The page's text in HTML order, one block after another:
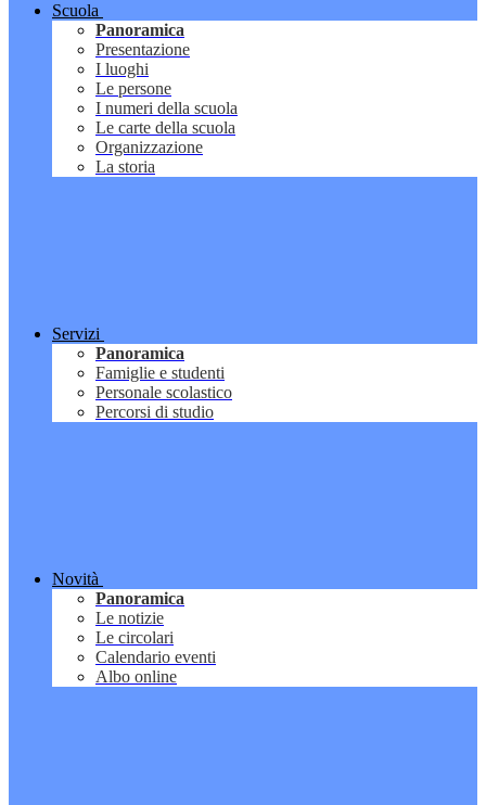
Scuola
Panoramica
Presentazione
I luoghi
Le persone
I numeri della scuola
Le carte della scuola
Organizzazione
La storia
Servizi
Panoramica
Famiglie e studenti
Personale scolastico
Percorsi di studio
Novità
Panoramica
Le notizie
Le circolari
Calendario eventi
Albo online